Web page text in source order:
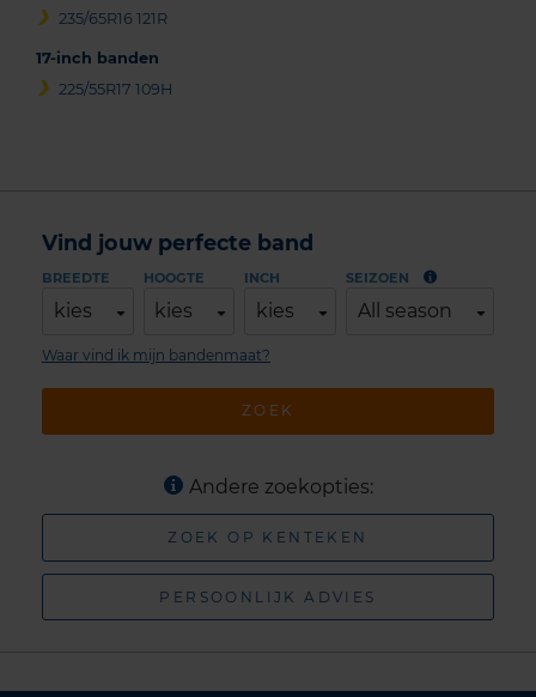
235/65R16 121R
17-inch banden
225/55R17 109H
Vind jouw perfecte band
BREEDTE
kies
HOOGTE
kies
INCH
kies
SEIZOEN
All season
ZOEK
Waar vind ik mijn bandenmaat?
Andere zoekopties:
ZOEK OP KENTEKEN
PERSOONLIJK ADVIES